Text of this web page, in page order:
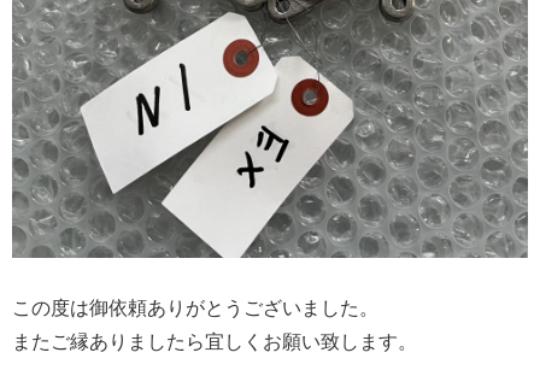
この度は御依頼ありがとうございました。
またご縁ありましたら宜しくお願い致します。